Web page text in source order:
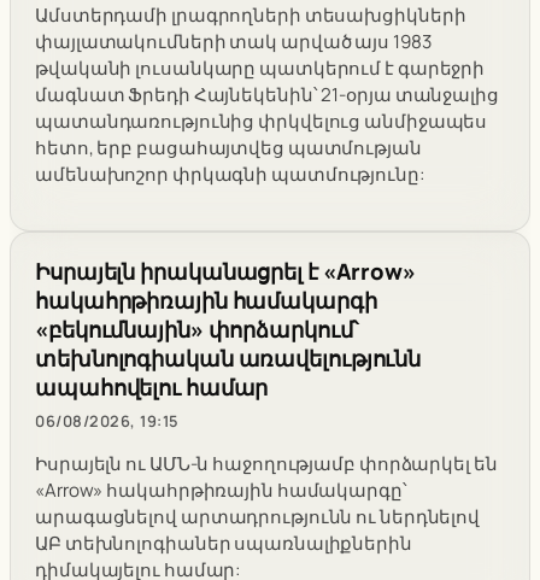
Ամստերդամի լրագրողների տեսախցիկների
փայլատակումների տակ արված այս 1983
թվականի լուսանկարը պատկերում է գարեջրի
մագնատ Ֆրեդի Հայնեկենին՝ 21-օրյա տանջալից
պատանդառությունից փրկվելուց անմիջապես
հետո, երբ բացահայտվեց պատմության
ամենախոշոր փրկագնի պատմությունը:
Իսրայելն իրականացրել է «Arrow»
հակահրթիռային համակարգի
«բեկումնային» փորձարկում՝
տեխնոլոգիական առավելությունն
ապահովելու համար
06/08/2026, 19:15
Իսրայելն ու ԱՄՆ-ն հաջողությամբ փորձարկել են
«Arrow» հակահրթիռային համակարգը՝
արագացնելով արտադրությունն ու ներդնելով
ԱԲ տեխնոլոգիաներ սպառնալիքներին
դիմակայելու համար: